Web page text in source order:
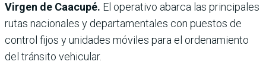
Virgen de Caacupé. El operativo abarca las principales
rutas nacionales y departamentales con puestos de
control fijos y unidades móviles para el ordenamiento
del tránsito vehicular.